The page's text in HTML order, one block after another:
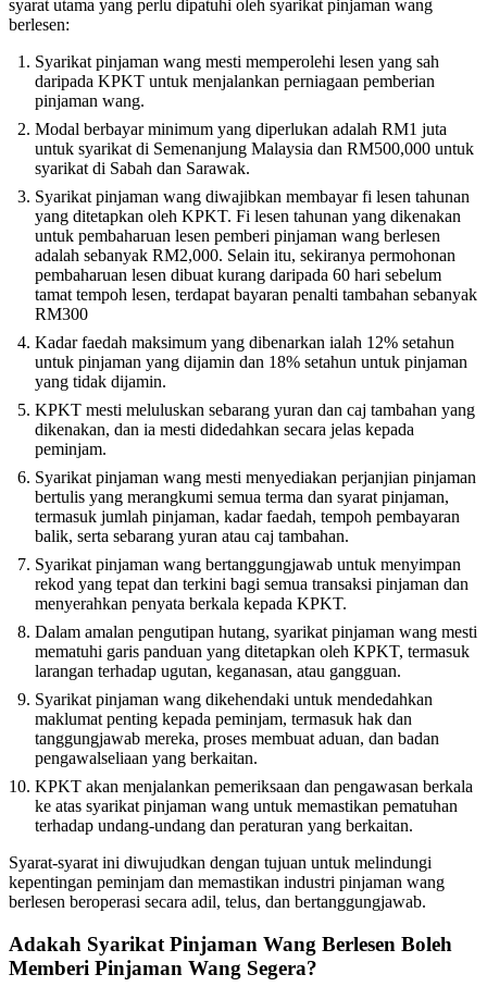
syarat utama yang perlu dipatuhi oleh syarikat pinjaman wang
berlesen:
Syarikat pinjaman wang mesti memperolehi lesen yang sah
daripada KPKT untuk menjalankan perniagaan pemberian
pinjaman wang.
Modal berbayar minimum yang diperlukan adalah RM1 juta
untuk syarikat di Semenanjung Malaysia dan RM500,000 untuk
syarikat di Sabah dan Sarawak.
Syarikat pinjaman wang diwajibkan membayar fi lesen tahunan
yang ditetapkan oleh KPKT. Fi lesen tahunan yang dikenakan
untuk pembaharuan lesen pemberi pinjaman wang berlesen
adalah sebanyak RM2,000. Selain itu, sekiranya permohonan
pembaharuan lesen dibuat kurang daripada 60 hari sebelum
tamat tempoh lesen, terdapat bayaran penalti tambahan sebanyak
RM300​
Kadar faedah maksimum yang dibenarkan ialah 12% setahun
untuk pinjaman yang dijamin dan 18% setahun untuk pinjaman
yang tidak dijamin.
KPKT mesti meluluskan sebarang yuran dan caj tambahan yang
dikenakan, dan ia mesti didedahkan secara jelas kepada
peminjam.
Syarikat pinjaman wang mesti menyediakan perjanjian pinjaman
bertulis yang merangkumi semua terma dan syarat pinjaman,
termasuk jumlah pinjaman, kadar faedah, tempoh pembayaran
balik, serta sebarang yuran atau caj tambahan.
Syarikat pinjaman wang bertanggungjawab untuk menyimpan
rekod yang tepat dan terkini bagi semua transaksi pinjaman dan
menyerahkan penyata berkala kepada KPKT.
Dalam amalan pengutipan hutang, syarikat pinjaman wang mesti
mematuhi garis panduan yang ditetapkan oleh KPKT, termasuk
larangan terhadap ugutan, keganasan, atau gangguan.
Syarikat pinjaman wang dikehendaki untuk mendedahkan
maklumat penting kepada peminjam, termasuk hak dan
tanggungjawab mereka, proses membuat aduan, dan badan
pengawalseliaan yang berkaitan.
KPKT akan menjalankan pemeriksaan dan pengawasan berkala
ke atas syarikat pinjaman wang untuk memastikan pematuhan
terhadap undang-undang dan peraturan yang berkaitan.
Syarat-syarat ini diwujudkan dengan tujuan untuk melindungi
kepentingan peminjam dan memastikan industri pinjaman wang
berlesen beroperasi secara adil, telus, dan bertanggungjawab.
Adakah Syarikat Pinjaman Wang Berlesen Boleh
Memberi Pinjaman Wang Segera?